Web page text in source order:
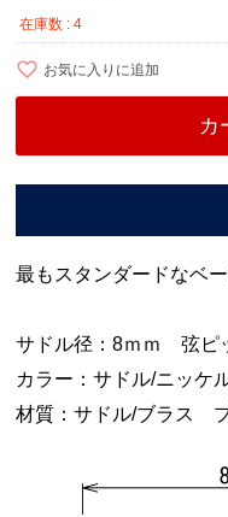
在庫数
4
お気に入りに追加
カ
最もスタンダードなベ
サドル径：8ｍｍ 弦ピ
カラー：サドル/ニッ
材質：サドル/ブラス